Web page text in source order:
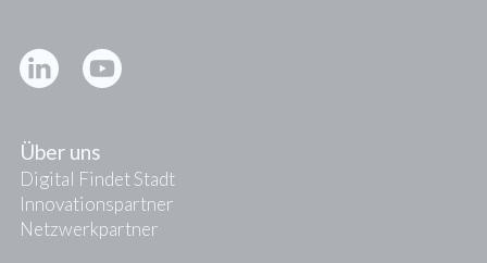
Über uns
Digital Findet Stadt
Innovationspartner
Netzwerkpartner